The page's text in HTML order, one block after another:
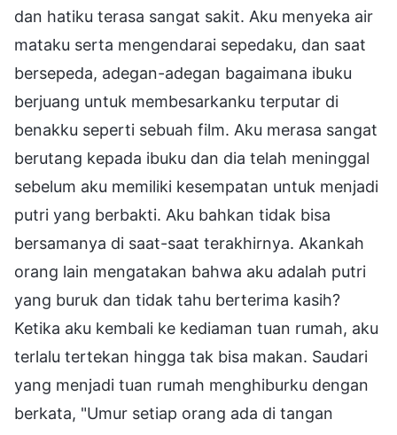
dan hatiku terasa sangat sakit. Aku menyeka air
mataku serta mengendarai sepedaku, dan saat
bersepeda, adegan-adegan bagaimana ibuku
berjuang untuk membesarkanku terputar di
benakku seperti sebuah film. Aku merasa sangat
berutang kepada ibuku dan dia telah meninggal
sebelum aku memiliki kesempatan untuk menjadi
putri yang berbakti. Aku bahkan tidak bisa
bersamanya di saat-saat terakhirnya. Akankah
orang lain mengatakan bahwa aku adalah putri
yang buruk dan tidak tahu berterima kasih?
Ketika aku kembali ke kediaman tuan rumah, aku
terlalu tertekan hingga tak bisa makan. Saudari
yang menjadi tuan rumah menghiburku dengan
berkata, "Umur setiap orang ada di tangan